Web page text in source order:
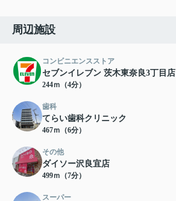
周辺施設
コンビニエンスストア
セブンイレブン 茨木東奈良3丁目店
244ｍ（4分）
歯科
てらい歯科クリニック
467ｍ（6分）
その他
ダイソー沢良宜店
499ｍ（7分）
スーパー